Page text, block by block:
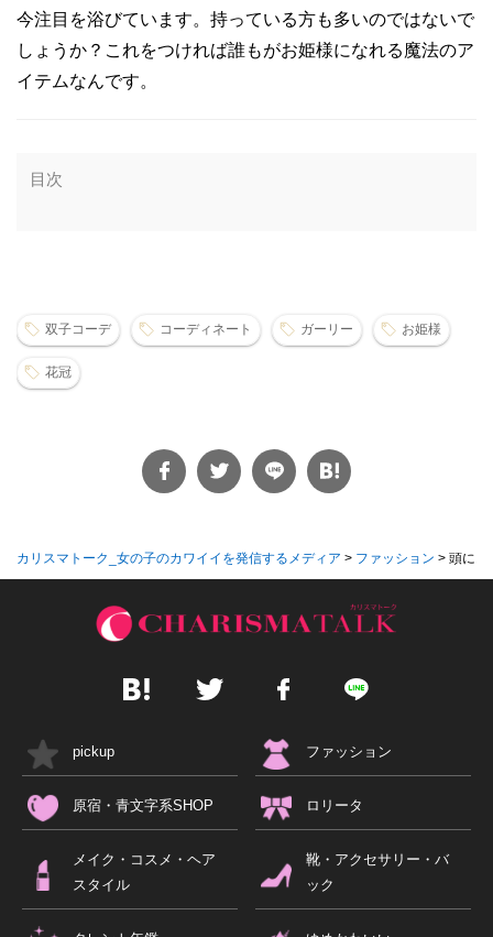
今注目を浴びています。持っている方も多いのではないで
しょうか？これをつければ誰もがお姫様になれる魔法のア
イテムなんです。
目次
双子コーデ コーディネート ガーリー お姫様
花冠
カリスマトーク_女の子のカワイイを発信するメディア > ファッション > 頭にお
pickup ファッション
原宿・青文字系SHOP ロリータ
メイク・コスメ・ヘア
スタイル
靴・アクセサリー・バ
ック